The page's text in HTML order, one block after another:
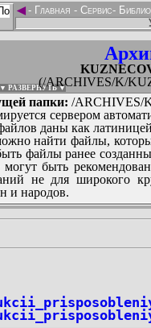
◄- Главная - Сервис-
(/ARCHIVES/K/
▼ РАЗВЕРНУТЬ ▼
папки: /ARCHIVES/
сервером
даны как
найти файлы,
файлы ранее
могут быть
не для широкого
и народов.